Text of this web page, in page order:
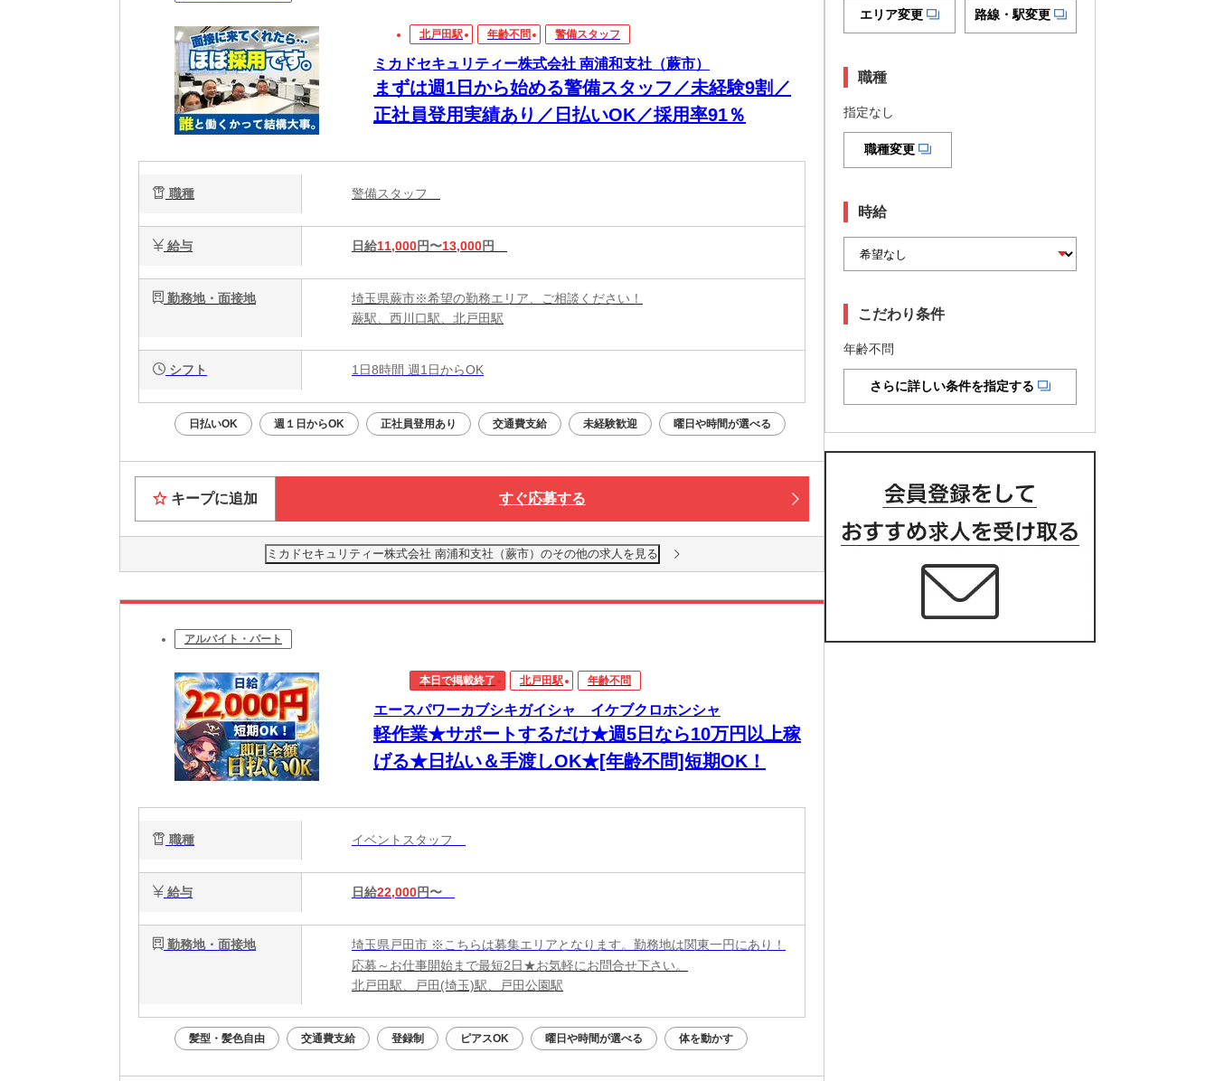
北戸田駅 年齢不問 警備スタッフ
ミカドセキュリティー株式会社 南浦和支社（蕨市）
まずは週1日から始める警備スタッフ／未経験9割／
正社員登用実績あり／日払いOK／採用率91％
職種 警備スタッフ
給与 日給11,000円〜13,000円
勤務地・面接地
埼玉県蕨市※希望の勤務エリア、ご相談ください！
蕨駅、西川口駅、北戸田駅
シフト 1日8時間 週1日からOK
日払いOK 週１日からOK 正社員登用あり 交通費支給 未経験歓迎 曜日や時間が選べる
キープに追加 すぐ応募する
ミカドセキュリティー株式会社 南浦和支社（蕨市）のその他の求人を見る
アルバイト・パート
本日で掲載終了 北戸田駅 年齢不問
エースパワーカブシキガイシャ イケブクロホンシャ
軽作業★サポートするだけ★週5日なら10万円以上稼
げる★日払い＆手渡しOK★[年齢不問]短期OK！
職種 イベントスタッフ
給与 日給22,000円〜
勤務地・面接地
埼玉県戸田市 ※こちらは募集エリアとなります。勤務地は関東一円にあり！
応募～お仕事開始まで最短2日★お気軽にお問合せ下さい。
北戸田駅、戸田(埼玉)駅、戸田公園駅
髪型・髪色自由 交通費支給 登録制 ピアスOK 曜日や時間が選べる 体を動かす
エリア変更 路線・駅変更
職種
指定なし
職種変更
時給
こだわり条件
年齢不問
さらに詳しい条件を指定する